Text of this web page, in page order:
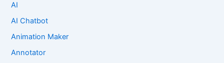
AI
AI Chatbot
Animation Maker
Annotator